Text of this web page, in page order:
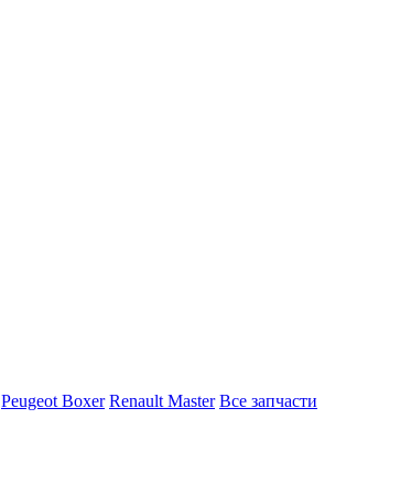
Peugeot Boxer Renault Master Все запчасти